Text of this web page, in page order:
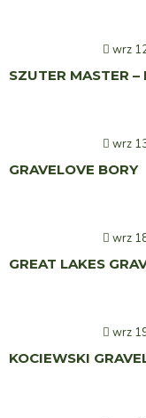
wrz
SZUTER MASTER –
wrz
GRAVELOVE BORY
wrz
GREAT LAKES
wrz
KOCIEWSKI